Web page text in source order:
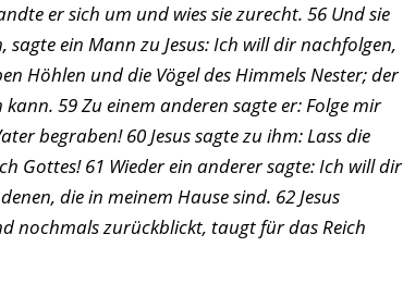
er sich um und wies sie zurecht. 56 Und sie
sagte ein Mann zu Jesus: Ich will dir nachfolgen,
Höhlen und die Vögel des Himmels Nester; der
59 Zu einem anderen sagte er: Folge mir
begraben! 60 Jesus sagte zu ihm: Lass die
Gottes! 61 Wieder ein anderer sagte: Ich will dir
die in meinem Hause sind. 62 Jesus
nochmals zurückblickt, taugt für das Reich